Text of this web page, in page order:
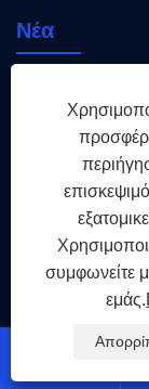
Νέα
Links
Πνευματικά
συμφωνείτε
εμάς.